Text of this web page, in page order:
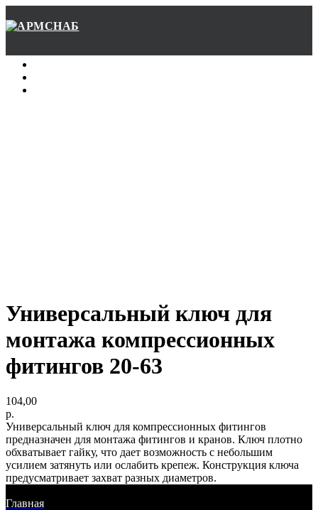
Универсальный ключ для
монтажа компрессионных
фитингов 20-63
104,00
р.
Универсальный ключ для компрессионных фитингов
предназначен для монтажа фитингов и кранов. Ключ плотно
обхватывает гайку, что дает возможность с небольшим
усилием затянуть или ослабить крепеж. Конструкция ключа
предусматривает захват разных диаметров.
Главная